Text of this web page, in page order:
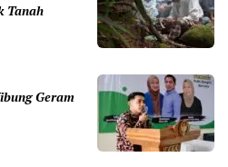
Tanah
Geram